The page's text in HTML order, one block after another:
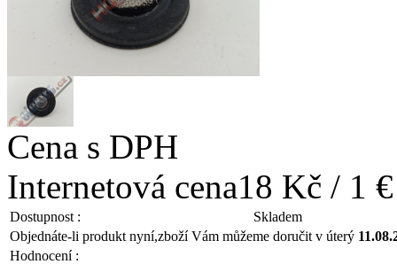
Cena s DPH
Internetová cena18 Kč / 1 €
Dostupnost :
Skladem
Objednáte-li produkt nyní,zboží Vám můžeme doručit v úterý
Hodnocení :